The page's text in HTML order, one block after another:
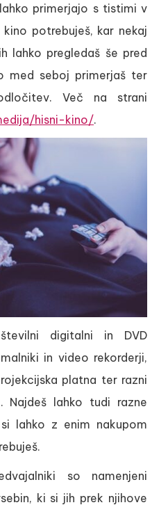
primerjajo s tistimi v
kino potrebuješ, kar nekaj
lahko pregledaš še pred
med seboj primerjaš ter
Več na strani
hisni-kino/.
digitalni in DVD
in video rekorderji,
platna ter razni
Najdeš lahko tudi razne
lahko z enim nakupom
so namenjeni
ki si jih prek njihove